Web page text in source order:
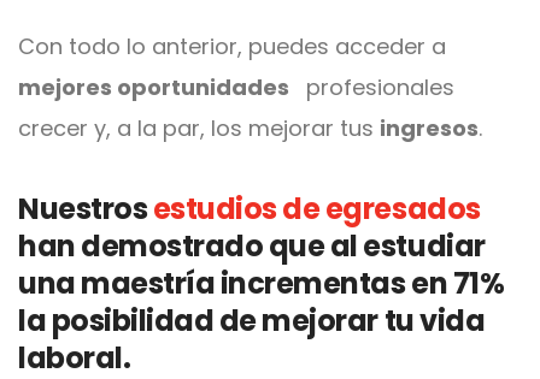
Con todo lo anterior, puedes acceder a
mejores oportunidades
profesionales
crecer y, a la par, los mejorar tus ingresos.
Nuestrosestudios de egresados
han demostrado que al estudiar
una maestría incrementas en71%
la posibilidad de mejorar tu vida
laboral.